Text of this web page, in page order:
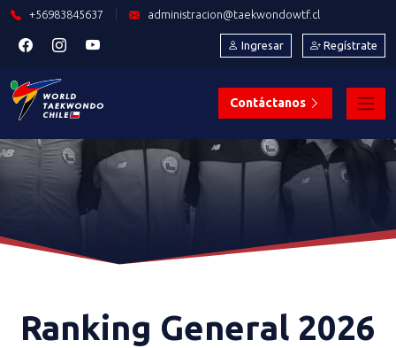
+56983845637 administracion@taekwondowtf.cl
Ingresar Regístrate
Contáctanos
Ranking General 2026